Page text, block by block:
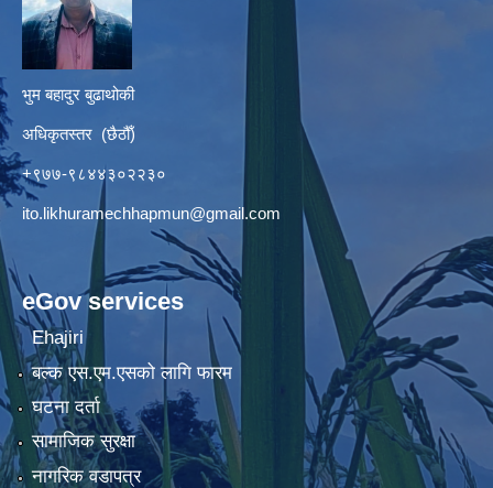
भुम बहादुर बुढाथोकी
अधिकृतस्तर (छैठौँ)
+९७७-९८४४३०२२३०
ito.likhuramechhapmun@gmail.com
eGov services
Ehajiri
बल्क एस.एम.एसको लागि फारम
घटना दर्ता
सामाजिक सुरक्षा
नागरिक वडापत्र